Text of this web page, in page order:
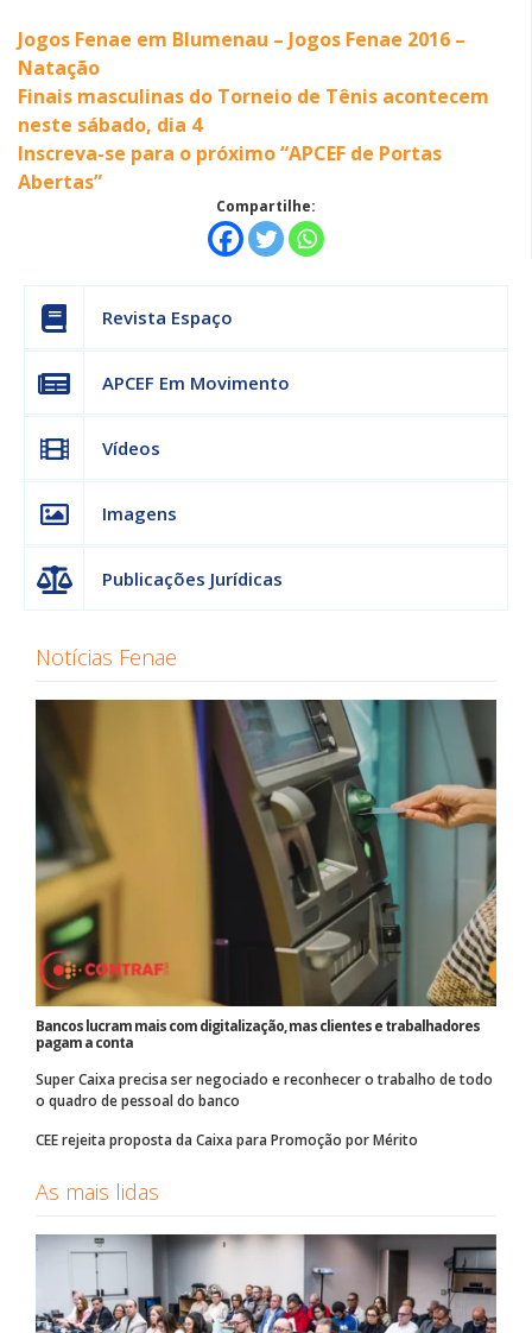
Jogos Fenae em Blumenau – Jogos Fenae 2016 –
Natação
Finais masculinas do Torneio de Tênis acontecem
neste sábado, dia 4
Inscreva-se para o próximo “APCEF de Portas
Abertas”
Compartilhe:
Revista Espaço
APCEF Em Movimento
Vídeos
Imagens
Publicações Jurídicas
Notícias Fenae
Bancos lucram mais com digitalização, mas clientes e trabalhadores
pagam a conta
Super Caixa precisa ser negociado e reconhecer o trabalho de todo
o quadro de pessoal do banco
CEE rejeita proposta da Caixa para Promoção por Mérito
As mais lidas